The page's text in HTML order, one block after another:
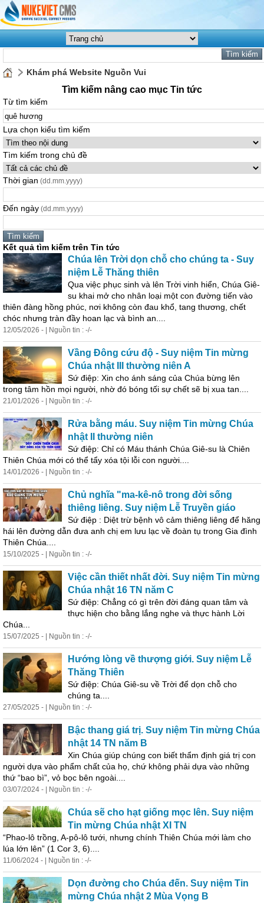
Khám phá Website Nguồn Vui
Tìm kiếm nâng cao mục Tin tức
Từ tìm kiếm
Lựa chọn kiểu tìm kiếm
Tìm kiếm trong chủ đề
Thời gian (dd.mm.yyyy)
Đến ngày (dd.mm.yyyy)
Kết quả tìm kiếm trên Tin tức
Chúa lên Trời dọn chỗ cho chúng ta - Suy
niệm Lễ Thăng thiên
Qua việc phục sinh và lên Trời vinh hiển, Chúa Giê-
su khai mở cho nhân loại một con đường tiến vào
thiên đàng hồng phúc, nơi không còn đau khổ, tang thương , chết
chóc nhưng tràn đầy hoan lạc và bình an....
12/05/2026 - | Nguồn tin : -/-
Vầng Đông cứu độ - Suy niệm Tin mừng
Chúa nhật III thường niên A
Sứ điệp: Xin cho ánh sáng của Chúa bừng lên
trong tâm hồn mọi người, nhờ đó bóng tối sự chết sẽ bị xua tan....
21/01/2026 - | Nguồn tin : -/-
Rửa bằng máu. Suy niệm Tin mừng Chúa
nhật II thường niên
Sứ điệp: Chỉ có Máu thánh Chúa Giê-su là Chiên
Thiên Chúa mới có thể tẩy xóa tội lỗi con người....
14/01/2026 - | Nguồn tin : -/-
Chủ nghĩa "ma-kê-nô trong đời sống
thiêng liêng. Suy niệm Lễ Truyền giáo
Sứ điệp : Diệt trừ bệnh vô cảm thiêng liêng để hăng
hái lên đường dẫn đưa anh chị em lưu lạc về đoàn tụ trong Gia đình
Thiên Chúa....
15/10/2025 - | Nguồn tin : -/-
Việc cần thiết nhất đời. Suy niệm Tin mừng
Chúa nhật 16 TN năm C
Sứ điệp: Chẳng có gì trên đời đáng quan tâm và
thực hiện cho bằng lắng nghe và thực hành Lời
Chúa...
15/07/2025 - | Nguồn tin : -/-
Hướng lòng về thượng giới. Suy niệm Lễ
Thăng Thiên
Sứ điệp: Chúa Giê-su về Trời để dọn chỗ cho
chúng ta....
27/05/2025 - | Nguồn tin : -/-
Bậc thang giá trị. Suy niệm Tin mừng Chúa
nhật 14 TN năm B
Xin Chúa giúp chúng con biết thẩm định giá trị con
người dựa vào phẩm chất của họ, chứ không phải dựa vào những
thứ “bao bì”, vỏ bọc bên ngoài....
03/07/2024 - | Nguồn tin : -/-
Chúa sẽ cho hạt giống mọc lên. Suy niệm
Tin mừng Chúa nhật XI TN
“Phao-lô trồng, A-pô-lô tưới, nhưng chính Thiên Chúa mới làm cho
lúa lớn lên” (1 Cor 3, 6)....
11/06/2024 - | Nguồn tin : -/-
Dọn đường cho Chúa đến. Suy niệm Tin
mừng Chúa nhật 2 Mùa Vọng B